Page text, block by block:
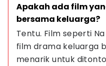
Apakah ada film
bersama keluarga?
Tentu. Film seperti
film drama keluarga
menarik untuk